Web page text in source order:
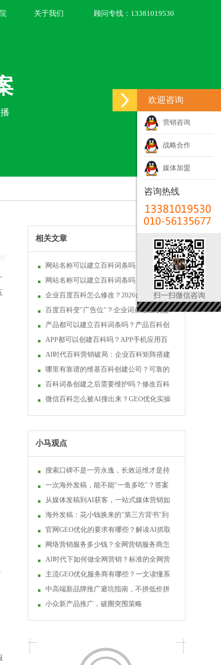
关于我们 顾问专线： 13381019530
相关文章
网站名称可以建立百科词条吗？如何借助
网站备案创建百科？
网站名称可以建立百科词条吗？如何借助
网站备案创建百科？
企业百度百科怎么修改？2026合规实操流
程详解
百度百科变"广告位"？企业词条建立该怎
么做才不踩雷
产品都可以建立百科词条吗？产品百科创
建的规则和技巧
APP都可以创建百科吗？APP手机应用百
科词条创建的规则和技巧
AI时代百科营销破局：企业百科矩阵搭建
规则与落地技巧
哪里有靠谱的维基百科创建公司？可靠的
维基百科服务商怎么选？
百科词条创建之后需要维护吗？修改百科
的频率多少合适？
微信百科怎么被AI搜出来？GEO优化实操
小马观点
搜索口碑不是一劳永逸，长效运维才是持
续转化的关键
一次海外发稿，能不能"一鱼多吃"？答案
是可以
从媒体发稿到AI获客，一站式媒体营销如
何助力品牌长效增长？
海外发稿：花小钱换来的"第三方背书"到
底值不值
官网GEO优化的要求有哪些？解读AI抓取
对网站性能的要求
网络营销服务多少钱？全网营销服务商怎
么选？
AI时代下如何做全网营销？标准的全网营
销方案长啥样？
主流GEO优化服务商有哪些？一文读懂系
统靠谱判断技巧
中高端新品牌推广避坑指南，不拼低价拼
调性，积累高端用户
小众新产品推广，破圈突围策略
欢迎咨询
营销咨询
战略合作
媒体加盟
咨询热线
扫一扫微信咨询